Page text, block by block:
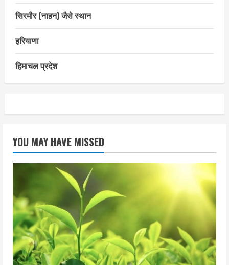
सिरमौर (नाहन) जैसे स्थान
हरियाणा
हिमाचल प्रदेश
YOU MAY HAVE MISSED